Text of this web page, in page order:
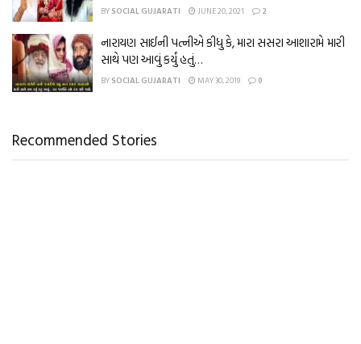
BY SOCIAL GUJARATI JUNE 20, 2021 2
નારાયણ સાઈની પત્નીએ કીધુ કે, મારા સસરા આશારામે મારી
સાથે પણ આવું કર્યું હતું…
BY SOCIAL GUJARATI MAY 30, 2019 0
Recommended Stories